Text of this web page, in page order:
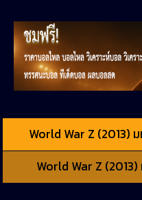
World War Z (2013)
World War Z